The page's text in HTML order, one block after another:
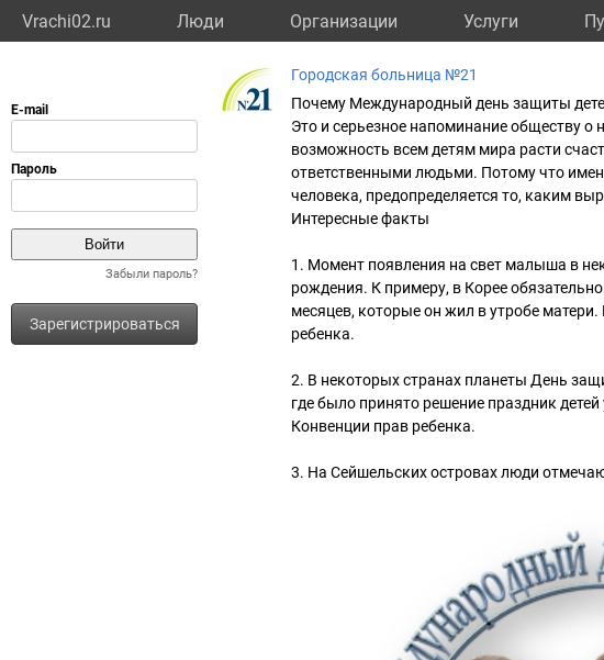
Vrachi02.ru Люди Организации Услуги
Забыли пароль?
Зарегистрироваться
Городская больница №21
Почему Международный день защиты
Это и серьезное напоминание обществу
возможность всем детям мира расти
ответственными людьми. Потому что
человека, предопределяется то, каким
Интересные факты
1. Момент появления на свет малыша в
рождения. К примеру, в Корее
месяцев, которые он жил в утробе
ребенка.
2. В некоторых странах планеты День
где было принято решение праздник
Конвенции прав ребенка.
3. На Сейшельских островах люди